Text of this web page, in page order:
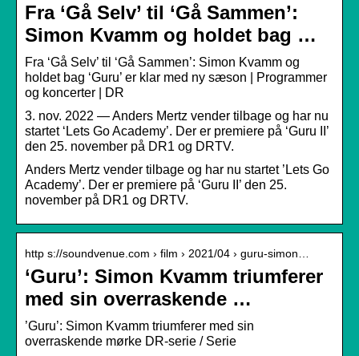
Fra ‘Gå Selv’ til ‘Gå Sammen’:
Simon Kvamm og holdet bag …
Fra ‘Gå Selv’ til ‘Gå Sammen’: Simon Kvamm og
holdet bag ‘Guru’ er klar med ny sæson | Programmer
og koncerter | DR
3. nov. 2022 — Anders Mertz vender tilbage og har nu
startet ‘Lets Go Academy’. Der er premiere på ‘Guru II’
den 25. november på DR1 og DRTV.
Anders Mertz vender tilbage og har nu startet ’Lets Go
Academy’. Der er premiere på ‘Guru II’ den 25.
november på DR1 og DRTV.
http s://soundvenue.com › film › 2021/04 › guru-simon…
‘Guru’: Simon Kvamm triumferer
med sin overraskende …
’Guru’: Simon Kvamm triumferer med sin
overraskende mørke DR-serie / Serie